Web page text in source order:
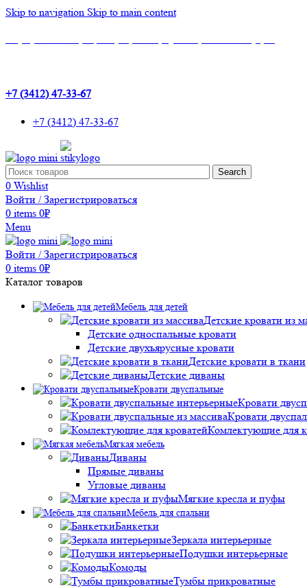
Skip to navigation Skip to main content
+7 (3412) 47-33-67
+7 (3412) 47-33-67
Search
0 Wishlist
Войти / Зарегистрироваться
0 items 0₽
Menu
Войти / Зарегистрироваться
0 items 0₽
Каталог товаров
Мебель для детей
Детские кровати из
Детские односпальные кровати
Детские двухъярусные кровати
Детские кровати в ткани
Детские диваны
Кровати двуспальные
Кровати
Кровати
Комлектующие для
Мягкая мебель
Диваны
Прямые диваны
Угловые диваны
Мягкие кресла и пуфы
Мебель для спальни
Банкетки
Зеркала интерьерные
Подушки интерьерные
Комоды
Тумбы прикроватные